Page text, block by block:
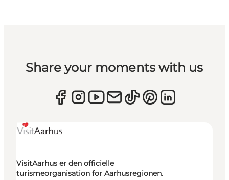
Share your moments with us
VisitAarhus er den officielle
turismeorganisation for Aarhusregionen.